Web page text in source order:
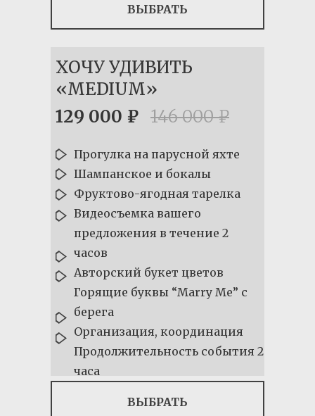
ХОЧУ УДИВИТЬ
«MEDIUM»
Прогулка на парусной яхте
Шампанское и бокалы
Фруктово-ягодная тарелка
Видеосъемка вашего
предложения в течение 2
часов
Авторский букет цветов
Горящие буквы “Marry Me” с
берега
Организация, координация
Продолжительность события 2
часа
129 000 ₽ 146 000 ₽
ВЫБРАТЬ
ВЫБРАТЬ